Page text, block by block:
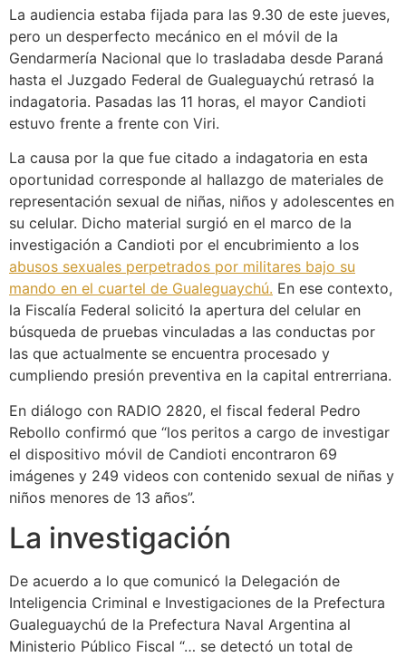
La audiencia estaba fijada para las 9.30 de este jueves,
pero un desperfecto mecánico en el móvil de la
Gendarmería Nacional que lo trasladaba desde Paraná
hasta el Juzgado Federal de Gualeguaychú retrasó la
indagatoria. Pasadas las 11 horas, el mayor Candioti
estuvo frente a frente con Viri.
La causa por la que fue citado a indagatoria en esta
oportunidad corresponde al hallazgo de materiales de
representación sexual de niñas, niños y adolescentes en
su celular. Dicho material surgió en el marco de la
investigación a Candioti por el encubrimiento a los
abusos sexuales perpetrados por militares bajo su
mando en el cuartel de Gualeguaychú. En ese contexto,
la Fiscalía Federal solicitó la apertura del celular en
búsqueda de pruebas vinculadas a las conductas por
las que actualmente se encuentra procesado y
cumpliendo presión preventiva en la capital entrerriana.
En diálogo con RADIO 2820, el fiscal federal Pedro
Rebollo confirmó que “los peritos a cargo de investigar
el dispositivo móvil de Candioti encontraron 69
imágenes y 249 videos con contenido sexual de niñas y
niños menores de 13 años”.
La investigación
De acuerdo a lo que comunicó la Delegación de
Inteligencia Criminal e Investigaciones de la Prefectura
Gualeguaychú de la Prefectura Naval Argentina al
Ministerio Público Fiscal “… se detectó un total de